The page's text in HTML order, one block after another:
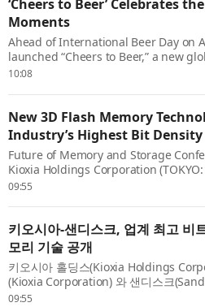
‘Cheers to Beer’ Celebrates
Moments
Ahead of International Beer Day on
launched “Cheers to Beer,” a new
plays in culture and communities
10:08
New 3D Flash Memory
Industry’s Highest Bit Density
Future of Memory and Storage
Kioxia Holdings Corporation
today unveiled their next-generation
09:55
키오시아-샌디스크, 업계 최고 비
모리 기술 공개
키오시아 홀딩스(Kioxia Holdings
(Kioxia Corporation) 와 샌디스크
지의 미래 콘퍼런스(Future of
09:55